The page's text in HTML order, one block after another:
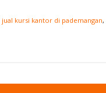
jual kursi kantor di pademangan,